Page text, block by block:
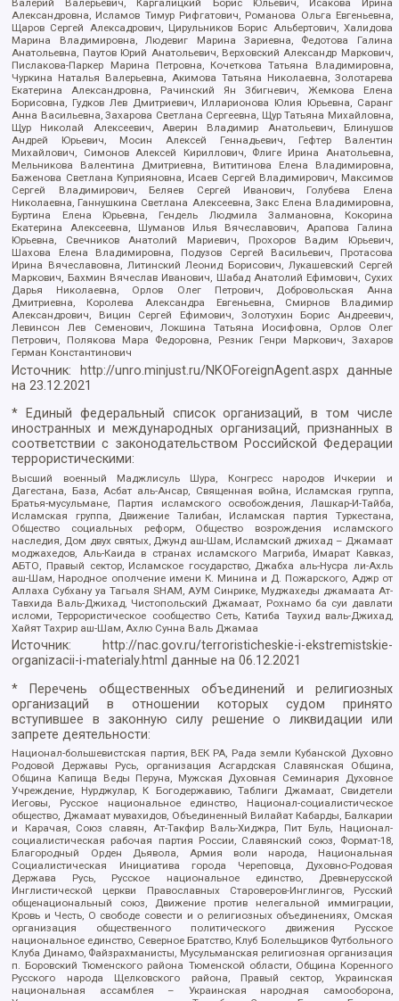
Валерий Валерьевич, Каргалицкий Борис Юльевич, Исакова Ирина
Александровна, Исламов Тимур Рифгатович, Романова Ольга Евгеньевна,
Щаров Сергей Алексадрович, Цирульников Борис Альбертович, Халидова
Марина Владимировна, Людевиг Марина Зариевна, Федотова Галина
Анатольевна, Паутов Юрий Анатольевич, Верховский Александр Маркович,
Пислакова-Паркер Марина Петровна, Кочеткова Татьяна Владимировна,
Чуркина Наталья Валерьевна, Акимова Татьяна Николаевна, Золотарева
Екатерина Александровна, Рачинский Ян Збигневич, Жемкова Елена
Борисовна, Гудков Лев Дмитриевич, Илларионова Юлия Юрьевна, Саранг
Анна Васильевна, Захарова Светлана Сергеевна, Щур Татьяна Михайловна,
Щур Николай Алексеевич, Аверин Владимир Анатольевич, Блинушов
Андрей Юрьевич, Мосин Алексей Геннадьевич, Гефтер Валентин
Михайлович, Симонов Алексей Кириллович, Флиге Ирина Анатольевна,
Мельникова Валентина Дмитриевна, Вититинова Елена Владимировна,
Баженова Светлана Куприяновна, Исаев Сергей Владимирович, Максимов
Сергей Владимирович, Беляев Сергей Иванович, Голубева Елена
Николаевна, Ганнушкина Светлана Алексеевна, Закс Елена Владимировна,
Буртина Елена Юрьевна, Гендель Людмила Залмановна, Кокорина
Екатерина Алексеевна, Шуманов Илья Вячеславович, Арапова Галина
Юрьевна, Свечников Анатолий Мариевич, Прохоров Вадим Юрьевич,
Шахова Елена Владимировна, Подузов Сергей Васильевич, Протасова
Ирина Вячеславовна, Литинский Леонид Борисович, Лукашевский Сергей
Маркович, Бахмин Вячеслав Иванович, Шабад Анатолий Ефимович, Сухих
Дарья Николаевна, Орлов Олег Петрович, Добровольская Анна
Дмитриевна, Королева Александра Евгеньевна, Смирнов Владимир
Александрович, Вицин Сергей Ефимович, Золотухин Борис Андреевич,
Левинсон Лев Семенович, Локшина Татьяна Иосифовна, Орлов Олег
Петрович, Полякова Мара Федоровна, Резник Генри Маркович, Захаров
Герман Константинович
Источник: http://unro.minjust.ru/NKOForeignAgent.aspxданные
на23.12.2021
* Единый федеральный список организаций, в том числе
иностранных и международных организаций, признанных в
соответствии с законодательством Российской Федерации
террористическими:
Высший военный Маджлисуль Шура, Конгресс народов Ичкерии и
Дагестана, База, Асбат аль-Ансар, Священная война, Исламская группа,
Братья-мусульмане, Партия исламского освобождения, Лашкар-И-Тайба,
Исламская группа, Движение Талибан, Исламская партия Туркестана,
Общество социальных реформ, Общество возрождения исламского
наследия, Дом двух святых, Джунд аш-Шам, Исламский джихад – Джамаат
моджахедов, Аль-Каида в странах исламского Магриба, Имарат Кавказ,
АБТО, Правый сектор, Исламское государство, Джабха аль-Нусра ли-Ахль
аш-Шам, Народное ополчение имени К. Минина и Д. Пожарского, Аджр от
Аллаха Субхану уа Тагьаля SHAM, АУМ Синрике, Муджахеды джамаата Ат-
Тавхида Валь-Джихад, Чистопольский Джамаат, Рохнамо ба суи давлати
исломи, Террористическое сообщество Сеть, Катиба Таухид валь-Джихад,
Хайят Тахрир аш-Шам, Ахлю Сунна Валь Джамаа
Источник:
http://nac.gov.ru/terroristicheskie-i-ekstremistskie-
organizacii-i-materialy.html данные на06.12.2021
* Перечень общественных объединений и религиозных
организаций в отношении которых судом принято
вступившее в законную силу решение о ликвидации или
запрете деятельности:
Национал-большевистская партия, ВЕК РА, Рада земли Кубанской Духовно
Родовой Державы Русь, организация Асгардская Славянская Община,
Община Капища Веды Перуна, Мужская Духовная Семинария Духовное
Учреждение, Нурджулар, К Богодержавию, Таблиги Джамаат, Свидетели
Иеговы, Русское национальное единство, Национал-социалистическое
общество, Джамаат мувахидов, Объединенный Вилайат Кабарды, Балкарии
и Карачая, Союз славян, Ат-Такфир Валь-Хиджра, Пит Буль, Национал-
социалистическая рабочая партия России, Славянский союз, Формат-18,
Благородный Орден Дьявола, Армия воли народа, Национальная
Социалистическая Инициатива города Череповца, Духовно-Родовая
Держава Русь, Русское национальное единство, Древнерусской
Инглистической церкви Православных Староверов-Инглингов, Русский
общенациональный союз, Движение против нелегальной иммиграции,
Кровь и Честь, О свободе совести и о религиозных объединениях, Омская
организация общественного политического движения Русское
национальное единство, Северное Братство, Клуб Болельщиков Футбольного
Клуба Динамо, Файзрахманисты, Мусульманская религиозная организация
п. Боровский Тюменского района Тюменской области, Община Коренного
Русского народа Щелковского района, Правый сектор, Украинская
национальная ассамблея – Украинская народная самооборона,